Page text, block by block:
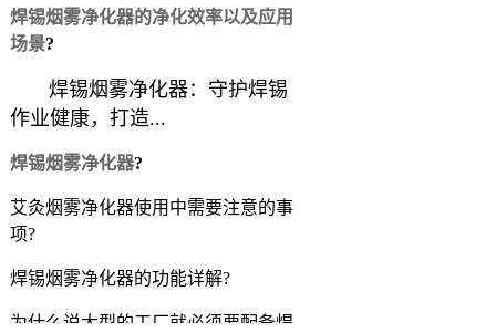
焊锡烟雾净化器的净化效率以及应用
场景?
焊锡烟雾净化器：守护焊锡
作业健康，打造...
焊锡烟雾净化器?
艾灸烟雾净化器使用中需要注意的事
项?
焊锡烟雾净化器的功能详解?
为什么说大型的工厂就必须要配备焊